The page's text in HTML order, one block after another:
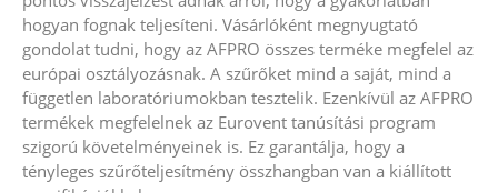
hogyan fognak teljesíteni. Vásárlóként megnyugtató
gondolat tudni, hogy az AFPRO összes terméke megfelel az
európai osztályozásnak. A szűrőket mind a saját, mind a
független laboratóriumokban tesztelik. Ezenkívül az AFPRO
termékek megfelelnek az Eurovent tanúsítási program
szigorú követelményeinek is. Ez garantálja, hogy a
tényleges szűrőteljesítmény összhangban van a kiállított